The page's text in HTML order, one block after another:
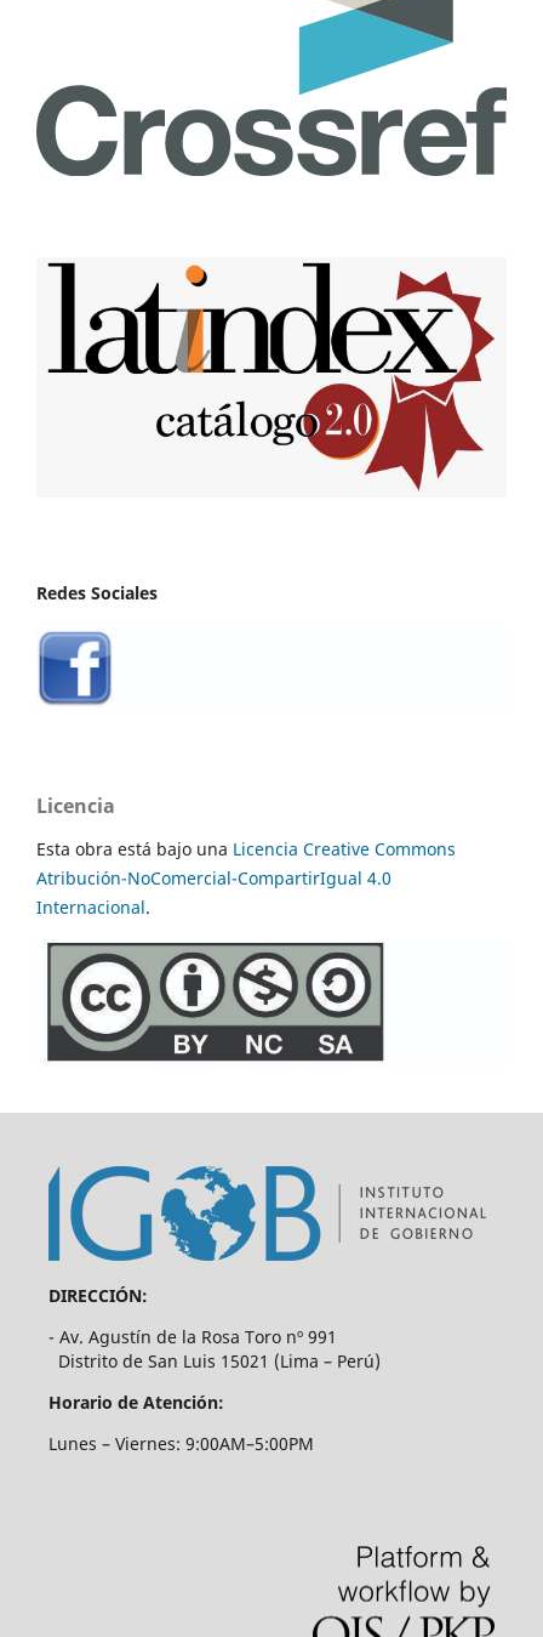
Redes Sociales
Licencia
Esta obra está bajo una Licencia Creative Commons
Atribución-NoComercial-CompartirIgual 4.0
Internacional.
DIRECCIÓN:
- Av. Agustín de la Rosa Toro nº 991
Distrito de San Luis 15021 (Lima – Perú)
Horario de Atención:
Lunes – Viernes: 9:00AM–5:00PM